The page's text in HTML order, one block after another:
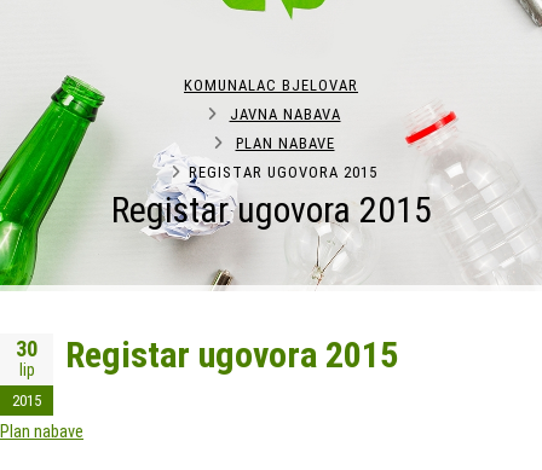
Registar ugovora 2015
KOMUNALAC BJELOVAR
JAVNA NABAVA
PLAN NABAVE
REGISTAR UGOVORA 2015
30
lip
2015
Registar ugovora 2015
Plan nabave